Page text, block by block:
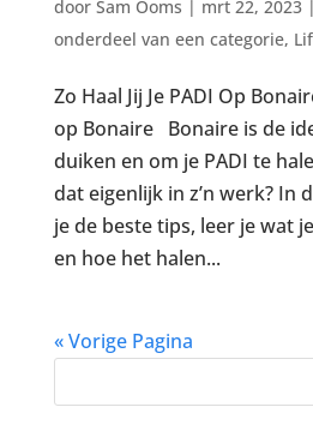
door Sam Ooms | mrt 22, 2023|
onderdeel van een categorie,
Zo Haal Jij Je PADI Op
op Bonaire Bonaire is de
duiken en om je PADI te
dat eigenlijk in z’n werk? In
je de beste tips, leer je wat
en hoe het halen...
« Vorige Pagina